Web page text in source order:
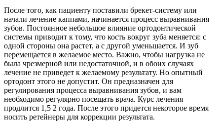
После того, как пациенту поставили брекет-систему или
начали лечение каппами, начинается процесс выравнивания
зубов. Постоянное небольшое влияние ортодонтической
системы приводит к тому, что кость вокруг зуба меняется: с
одной стороны она растет, а с другой уменьшается. И зуб
перемещается в желаемое место. Важно, чтобы нагрузка не
была чрезмерной или недостаточной, и в обоих случаях
лечение не приведет к желаемому результату. Но опытный
ортодонт этого не допустит. Он предназначен для
регулирования процесса выравнивания зубов, и вам
необходимо регулярно посещать врача. Курс лечения
продлится 1,5 2 года. После этого придется некоторое время
носить ретейнеры для коррекции результата.